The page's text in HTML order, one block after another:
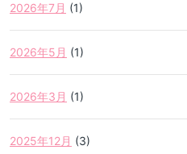
2026年7月 (1)
2026年5月 (1)
2026年3月 (1)
2025年12月 (3)